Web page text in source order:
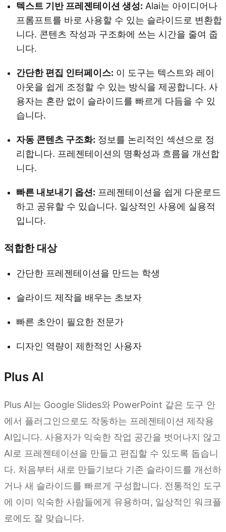
텍스트 기반 프레젠테이션 생성: Alai는 아이디어나
프롬프트를 바로 사용할 수 있는 슬라이드로 변환합
니다. 콘텐츠 작성과 구조화에 쓰는 시간을 줄여 줍
니다.
간단한 편집 인터페이스: 이 도구는 텍스트와 레이
아웃을 쉽게 조정할 수 있는 방식을 제공합니다. 사
용자는 혼란 없이 슬라이드를 빠르게 다듬을 수 있
습니다.
자동 콘텐츠 구조화: 정보를 논리적인 섹션으로 정
리합니다. 프레젠테이션의 명확성과 흐름을 개선합
니다.
빠른 내보내기 옵션: 프레젠테이션을 쉽게 다운로드
하고 공유할 수 있습니다. 일상적인 사용에 실용적
입니다.
적합한 대상
간단한 프레젠테이션을 만드는 학생
슬라이드 제작을 배우는 초보자
빠른 초안이 필요한 전문가
디자인 역량이 제한적인 사용자
Plus Al
Plus AI는 Google Slides와 PowerPoint 같은 도구 안
에서 플러그인으로도 작동하는 프레젠테이션 제작용
AI입니다. 사용자가 익숙한 작업 공간을 벗어나지 않고
AI로 프레젠테이션을 만들고 편집할 수 있도록 돕습니
다. 처음부터 새로 만들기보다 기존 슬라이드를 개선하
거나 새 슬라이드를 빠르게 구성합니다. 전통적인 도구
에 이미 익숙한 사람들에게 유용하며, 일상적인 워크플
로에도 잘 맞습니다.